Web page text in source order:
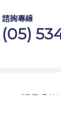
諮詢專線
(05)
(週日公休)